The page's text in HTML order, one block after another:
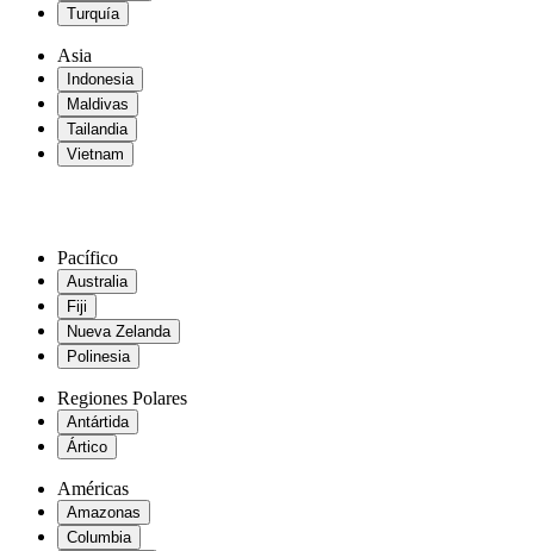
Turquía
Asia
Indonesia
Maldivas
Tailandia
Vietnam
Pacífico
Australia
Fiji
Nueva Zelanda
Polinesia
Regiones Polares
Antártida
Ártico
Américas
Amazonas
Columbia